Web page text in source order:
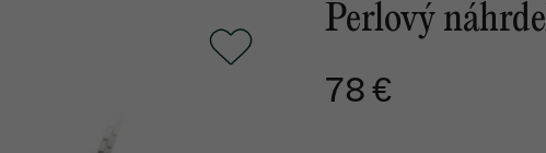
Perlový
78 €